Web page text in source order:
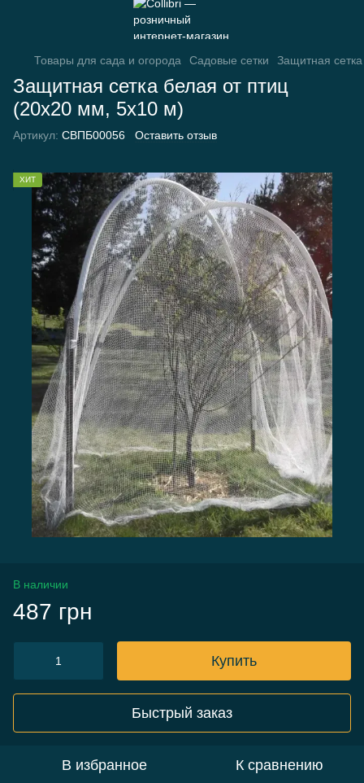
Товары для сада и огорода Садовые сетки Защитная
Защитная сетка белая от птиц
(20х20 мм, 5х10 м)
Артикул: СВПБ00056 Оставить отзыв
ХИТ
В наличии
487 грн
Купить
Быстрый заказ
В избранное К сравнению